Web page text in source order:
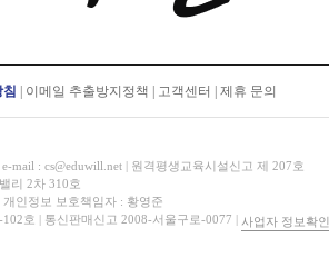
이메일 추출방지정책 고객센터 제휴 문의
mail : cs@eduwill.net | 원격평생교육시설신고 제 207호
리 2차 310호
인정보 보호책임자 : 황영준
호 | 통신판매신고 2008-서울구로-0077 | 사업자 정보확인